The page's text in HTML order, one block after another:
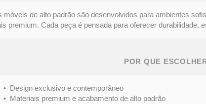
móveis de alto padrão são desenvolvidos para ambientes
premium. Cada peça é pensada para oferecer durabilidade,
POR QUE
exclusivo e contemporâneo
premium e acabamento de alto padrão